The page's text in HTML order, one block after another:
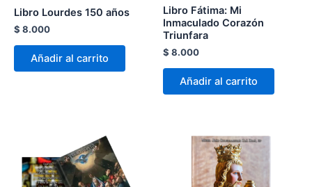
Libro Lourdes 150 años
$ 8.000
Añadir al carrito
Libro Fátima: Mi
Inmaculado Corazón
Triunfara
$ 8.000
Añadir al carrito